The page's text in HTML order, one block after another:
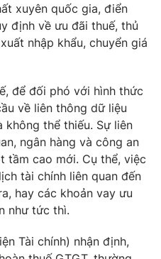
xuyên quốc gia, điển
định về ưu đãi thuế, thủ
nhập khẩu, chuyển giá
để đối phó với hình thức
về liên thông dữ liệu
không thể thiếu. Sự liên
ngân hàng và công an
tầm cao mới. Cụ thể, việc
tài chính liên quan đến
hay các khoản vay ưu
như tức thì.
Tài chính) nhận định,